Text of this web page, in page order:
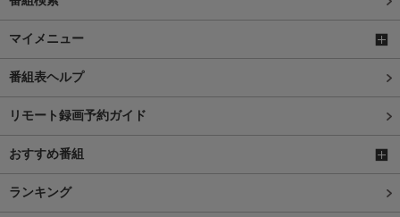
マイメニュー
番組表ヘルプ
リモート録画予約ガイド
おすすめ番組
ランキング